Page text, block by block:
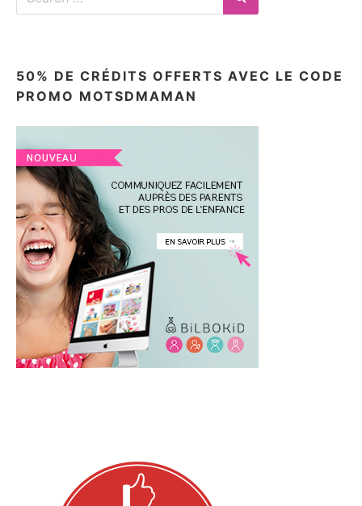
for:
Search
50% DE CRÉDITS OFFERTS AVEC LE CODE
PROMO MOTSDMAMAN